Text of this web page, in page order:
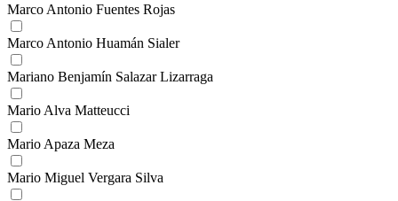
Marco Antonio Fuentes Rojas
Marco Antonio Huamán Sialer
Mariano Benjamín Salazar Lizarraga
Mario Alva Matteucci
Mario Apaza Meza
Mario Miguel Vergara Silva